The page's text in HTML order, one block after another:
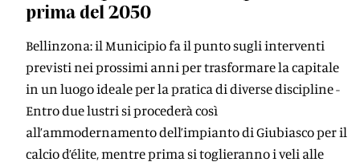
prima del 2050
Bellinzona: il Municipio fa il punto sugli interventi
previsti nei prossimi anni per trasformare la capitale
in un luogo ideale per la pratica di diverse discipline -
Entro due lustri si procederà così
all’ammodernamento dell’impianto di Giubiasco per il
calcio d’élite, mentre prima si toglieranno i veli alle